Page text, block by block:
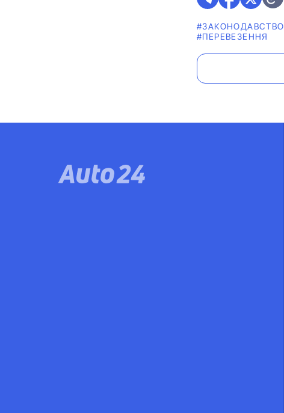
#ЗАКОНОДАВСТВО
#ПЕРЕВЕЗЕННЯ